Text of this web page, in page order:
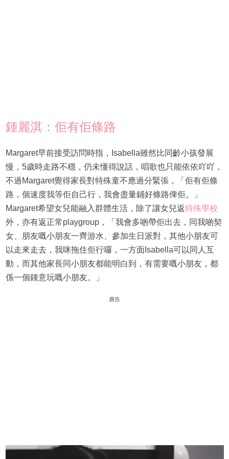
鍾麗淇：佢有佢條路
Margaret早前接受訪問時指，Isabella雖然比同齡小孩發展
慢，5歲時走路不穩，仍未懂得說話，唱歌也只能依依吖吖，
不過Margaret覺得家長對特殊童不應過分緊張，「佢有佢條
路，個速度我等佢自己行，我會盡量鋪好條路俾佢。」
Margaret希望女兒能融入群體生活，除了讓女兒返特殊學校
外，亦有返正常playgroup，「我會多啲帶佢出去，同我啲契
女、朋友嘅小朋友一齊游水、參加生日派對，其他小朋友可
以走來走去，我咪拖住佢行囉，一方面Isabella可以同人互
動，而其他家長同小朋友都能明白到，有需要嘅小朋友，都
係一個鍾意玩嘅小朋友。」
廣告